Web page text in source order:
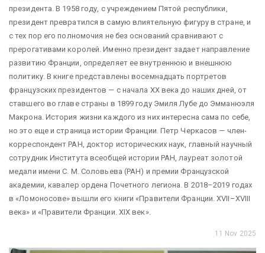
президента. В 1958 году, с учреждением Пятой республики,
президент превратился в самую влиятельную фигуру в стране, и
с тех пор его полномочия не без оснований сравнивают с
прерогативами королей. Именно президент задает направление
развитию Франции, определяет ее внутреннюю и внешнюю
политику. В книге представлены восемнадцать портретов
французских президентов — с начала XX века до наших дней, от
ставшего во главе страны в 1899 году Эмиля Лубе до Эмманюэля
Макрона. История жизни каждого из них интересна сама по себе,
но это еще и страница истории Франции. Петр Черкасов — член-
корреспондент РАН, доктор исторических наук, главный научный
сотрудник Института всеобщей истории РАН, лауреат золотой
медали имени С. М. Соловьева (РАН) и премии Французской
академии, кавалер ордена Почетного легиона. В 2018–2019 годах
в «Ломоносове» вышли его книги «Правители Франции. XVII–XVIII
века» и «Правители Франции. XIX век».
11 Nov 2025